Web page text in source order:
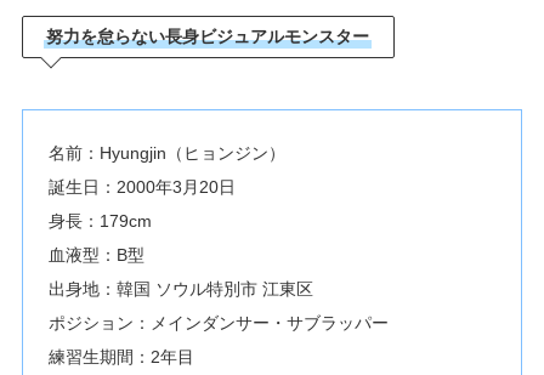
努力を怠らない長身ビジュアルモンスター
名前：Hyungjin（ヒョンジン）
誕生日：2000年3月20日
身長：179cm
血液型：B型
出身地：韓国 ソウル特別市 江東区
ポジション：メインダンサー・サブラッパー
練習生期間：2年目